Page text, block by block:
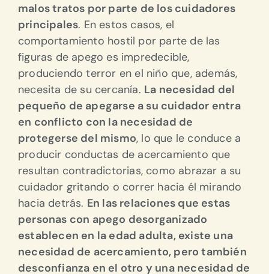
malos tratos por parte de los cuidadores
principales. En estos casos, el
comportamiento hostil por parte de las
figuras de apego es impredecible,
produciendo terror en el niño que, además,
necesita de su cercanía. La necesidad del
pequeño de apegarse a su cuidador entra
en conflicto con la necesidad de
protegerse del mismo, lo que le conduce a
producir conductas de acercamiento que
resultan contradictorias, como abrazar a su
cuidador gritando o correr hacia él mirando
hacia detrás. En las relaciones que estas
personas con apego desorganizado
establecen en la edad adulta, existe una
necesidad de acercamiento, pero también
desconfianza en el otro y una necesidad de